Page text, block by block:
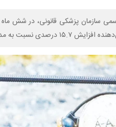
به مدت مشابه سال قبل است.